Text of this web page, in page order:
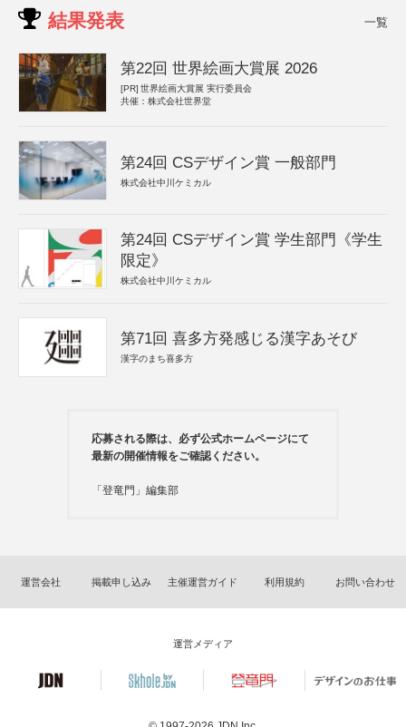
結果発表 一覧
第22回 世界絵画大賞展 2026
[PR] 世界絵画大賞展 実行委員会
共催：株式会社世界堂
第24回 CSデザイン賞 一般部門
株式会社中川ケミカル
第24回 CSデザイン賞 学生部門《学生
限定》
株式会社中川ケミカル
第71回 喜多方発感じる漢字あそび
漢字のまち喜多方
応募される際は、必ず公式ホームページにて
最新の開催情報をご確認ください。
「登竜門」編集部
運営会社 掲載申し込み 主催運営ガイド 利用規約 お問い合わせ
運営メディア